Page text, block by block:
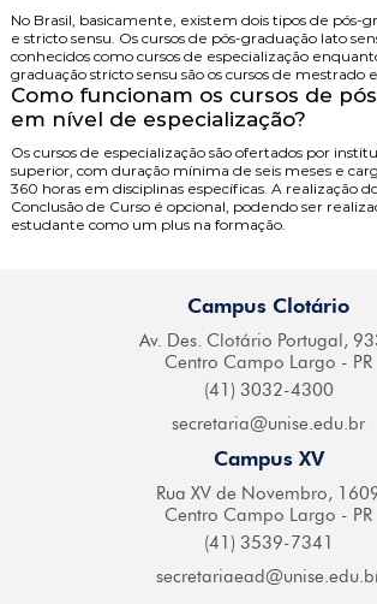
No Brasil, basicamente, existem dois tipos de pós-
e stricto sensu. Os cursos de pós-graduação lato
conhecidos como cursos de especialização
graduação stricto sensu são os cursos de mestrado
Como funcionam os cursos de
em nível de especialização?
Os cursos de especialização são ofertados por
superior, com duração mínima de seis meses e
360 horas em disciplinas específicas. A realização
Conclusão de Curso é opcional, podendo ser
estudante como um plus na formação.
Campus Clotário
Av. Des. Clotário Portugal,
Centro Campo Largo - PR
(41) 3032-4300
secretaria@unise.edu.br
Campus XV
Rua XV de Novembro,
Centro Campo Largo - PR
(41) 3539-7341
secretariaead@